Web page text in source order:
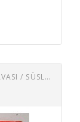
MUSTAFA KANDIRALI - İKI TELLI OYUN HAVASI / SÜSLÜ ÇIFTETELLI